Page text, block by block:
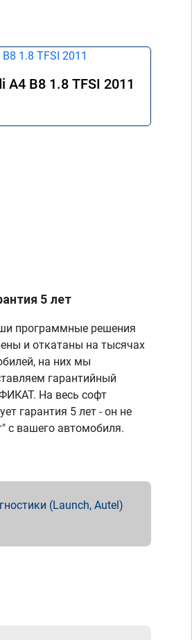
A4 B8 1.8 TFSI 2011
5 лет
программные решения
и откатаны на тысячах
на них мы
гарантийный
На весь софт
гарантия 5 лет - он не
с вашего автомобиля.
(Launch, Autel)